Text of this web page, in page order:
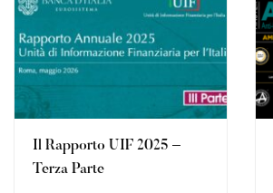
Il Rapporto UIF 2025 –
Terza Parte